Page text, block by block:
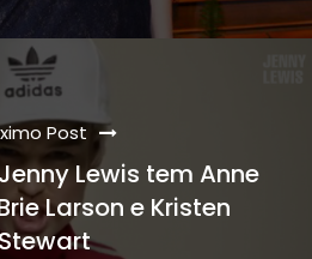
Post
Lewis tem Anne
Larson e Kristen
Stewart